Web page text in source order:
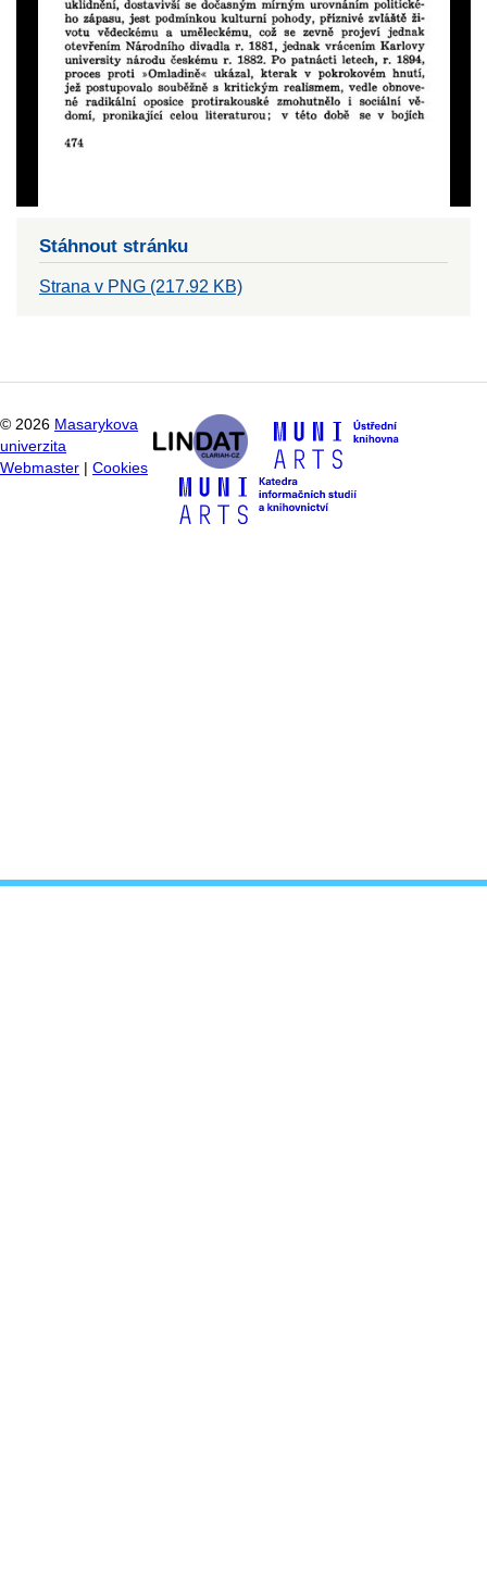
Stáhnout stránku
Strana v PNG (217.92 KB)
© 2026 Masarykova
univerzita
Webmaster
Cookies